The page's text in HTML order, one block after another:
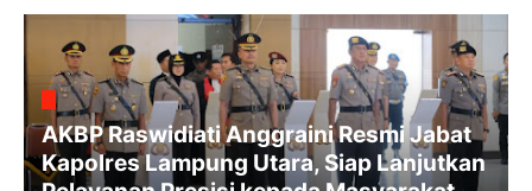
AKBP Raswidiati Anggraini Resmi Jabat
Kapolres Lampung Utara, Siap Lanjutkan